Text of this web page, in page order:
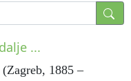
...
1885 –